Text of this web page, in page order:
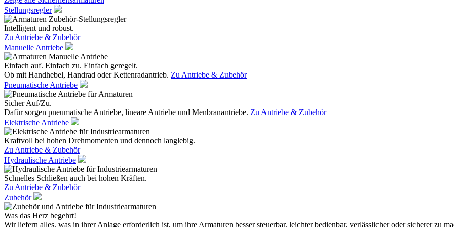
Stellungsregler
Intelligent und robust.
Zu Antriebe & Zubehör
Manuelle Antriebe
Einfach auf. Einfach zu. Einfach geregelt.
Ob mit Handhebel, Handrad oder Kettenradantrieb. Zu Antriebe & Zubehör
Pneumatische Antriebe
Sicher Auf/Zu.
Dafür sorgen pneumatische Antriebe, lineare Antriebe und Menbranantriebe. Zu Antriebe & Zubehör
Elektrische Antriebe
Kraftvoll bei hohen Drehmomenten und dennoch langlebig.
Zu Antriebe & Zubehör
Hydraulische Antriebe
Schnelles Schließen auch bei hohen Kräften.
Zu Antriebe & Zubehör
Zubehör
Was das Herz begehrt!
Wir liefern alles, was in ihrer Anlage erforderlich ist, um ihre Armaturen besser steuerbar, leichter bedienbar, verlässlicher oder sicherer zu